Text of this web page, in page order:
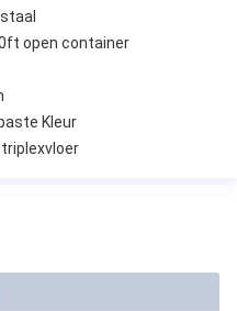
open container
Kleur